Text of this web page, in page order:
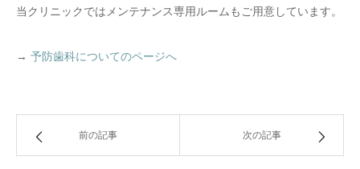
当クリニックではメンテナンス専用ルームもご用意しています。
→ 予防歯科についてのページへ
前の記事 次の記事